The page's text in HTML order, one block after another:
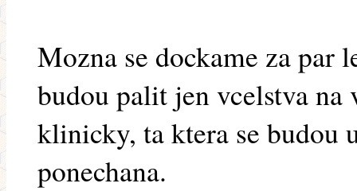
Mozna se dockame za par
budou palit jen vcelstva
klinicky, ta ktera se budou
ponechana.